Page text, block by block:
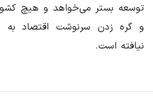
توسعه بستر می‌خواهد و هیچ
و گره زدن سرنوشت اقتصاد
نیافته است.